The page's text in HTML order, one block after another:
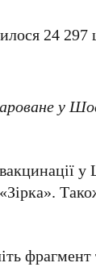
24
у
у
фрагмент